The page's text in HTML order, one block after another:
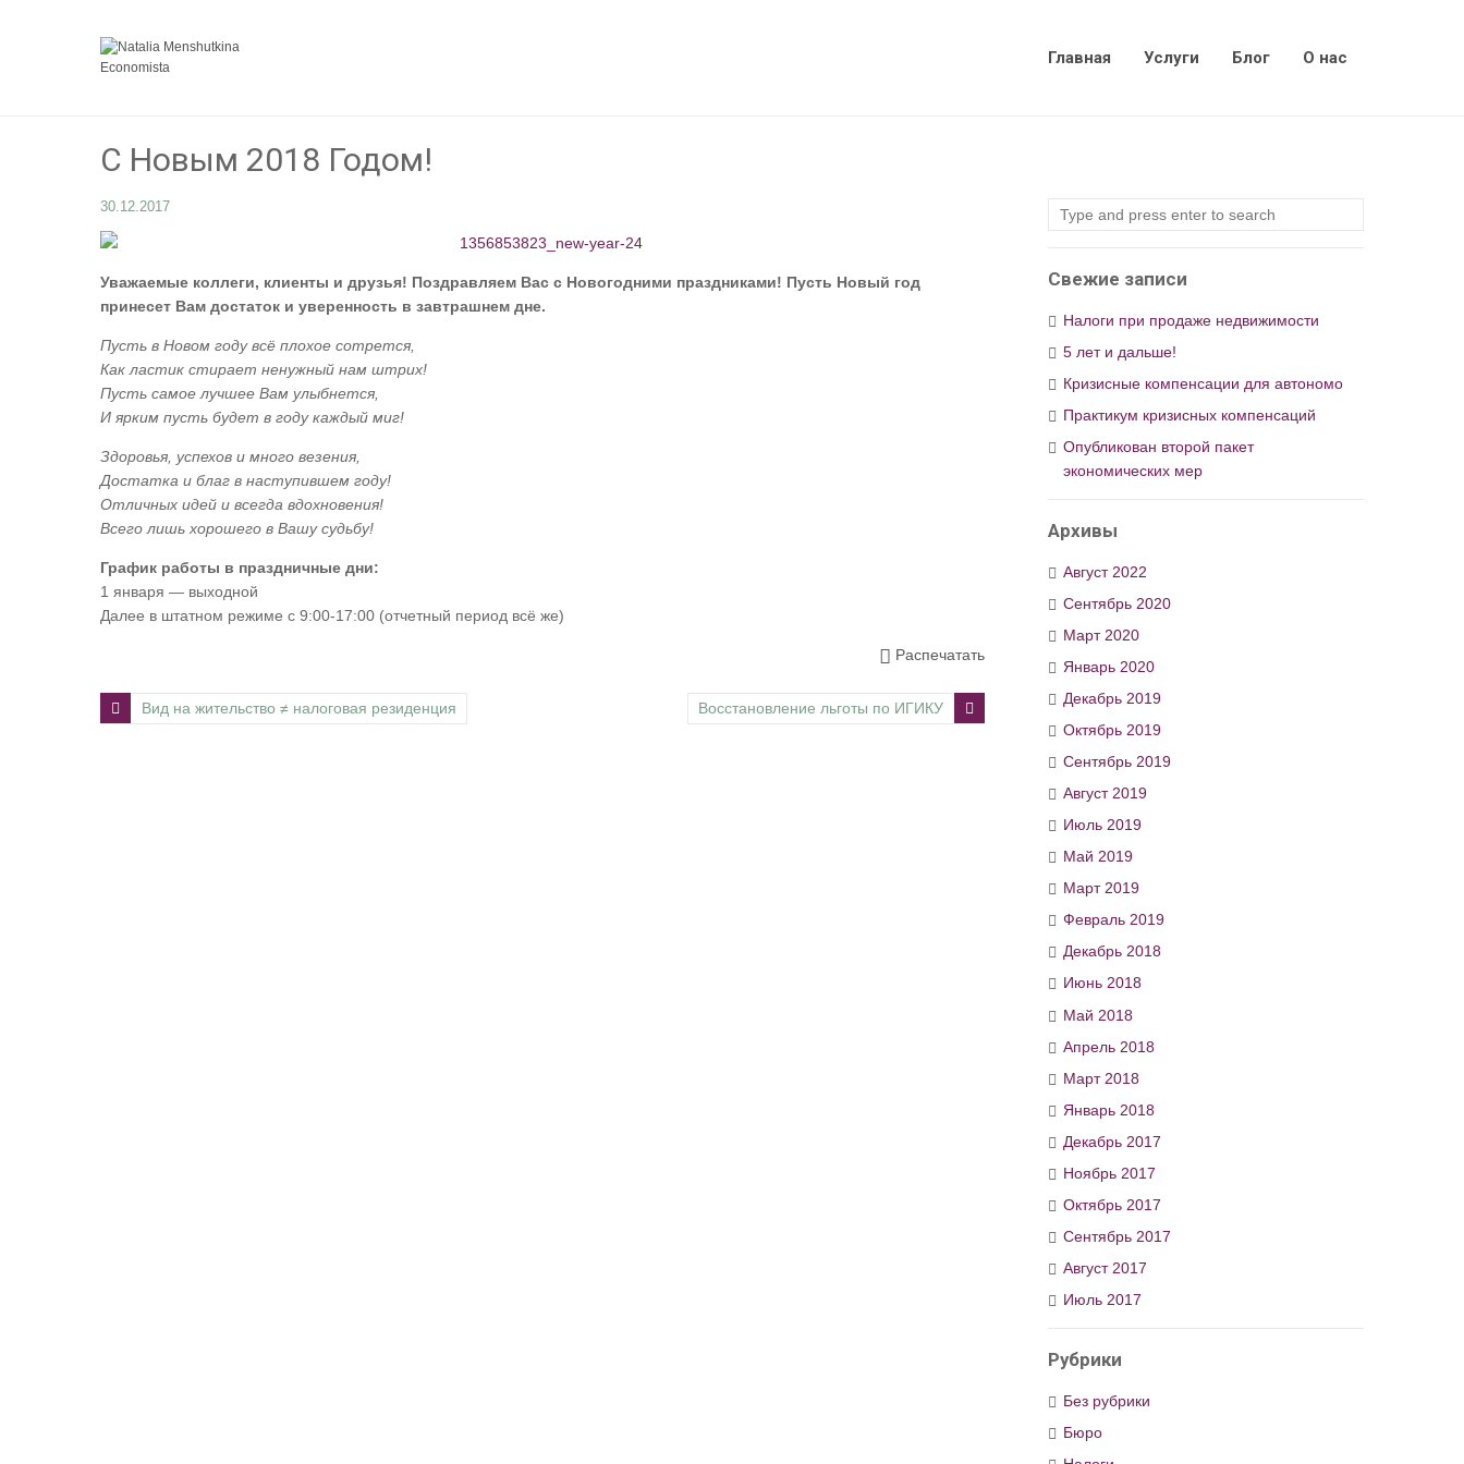
Главная Услуги Блог О нас
С Новым 2018 Годом!
30.12.2017
Уважаемые коллеги, клиенты и друзья! Поздравляем Вас с Новогодними праздниками! Пусть Новый год
принесет Вам достаток и уверенность в завтрашнем дне.
Пусть в Новом году всё плохое сотрется,
Как ластик стирает ненужный нам штрих!
Пусть самое лучшее Вам улыбнется,
И ярким пусть будет в году каждый миг!
Здоровья, успехов и много везения,
Достатка и благ в наступившем году!
Отличных идей и всегда вдохновения!
Всего лишь хорошего в Вашу судьбу!
График работы в праздничные дни:
1 января — выходной
Далее в штатном режиме с 9:00-17:00 (отчетный период всё же)
Распечатать
Вид на жительство ≠ налоговая резиденция Восстановление льготы по ИГИКУ
Свежие записи
Налоги при продаже недвижимости
5 лет и дальше!
Кризисные компенсации для автономо
Практикум кризисных компенсаций
Опубликован второй пакет
экономических мер
Архивы
Август 2022
Сентябрь 2020
Март 2020
Январь 2020
Декабрь 2019
Октябрь 2019
Сентябрь 2019
Август 2019
Июль 2019
Май 2019
Март 2019
Февраль 2019
Декабрь 2018
Июнь 2018
Май 2018
Апрель 2018
Март 2018
Январь 2018
Декабрь 2017
Ноябрь 2017
Октябрь 2017
Сентябрь 2017
Август 2017
Июль 2017
Рубрики
Без рубрики
Бюро